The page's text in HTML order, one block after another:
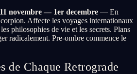
novembre — 1er decembre — En
Affecte les voyages internationaux
philosophies de vie et les secrets. Plans
radicalement. Pre-ombre commence le
de Chaque Retrograde